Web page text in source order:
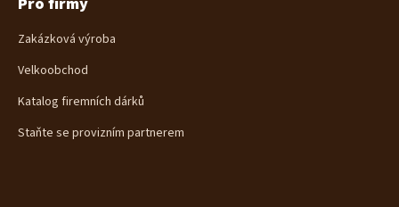
Zakázková výroba
Velkoobchod
Katalog firemních dárků
Staňte se provizním partnerem